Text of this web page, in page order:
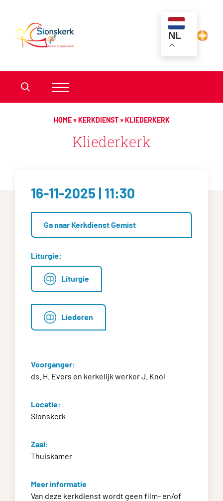
NL
HOME»KERKDIENST»KLIEDERKERK
Kliederkerk
16-11-2025 | 11:30
Ga naar Kerkdienst Gemist
Liturgie:
Liturgie
Liederen
Voorganger:
ds. H. Evers en kerkelijk werker J. Knol
Locatie:
Sionskerk
Zaal:
Thuiskamer
Meer informatie
Van deze kerkdienst wordt geen film- en/of